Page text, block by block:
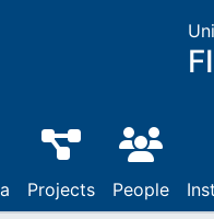
Projects People